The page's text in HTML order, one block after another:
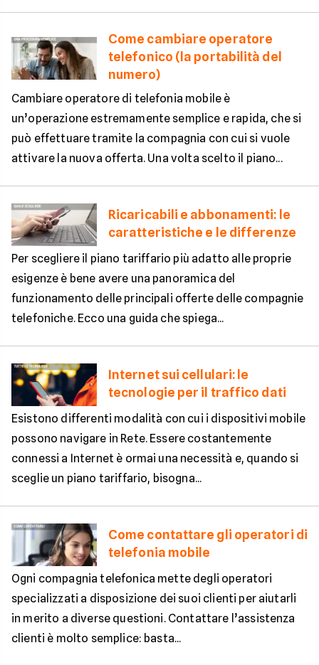
Come cambiare operatore
telefonico (la portabilità del
numero)
Cambiare operatore di telefonia mobile è
un’operazione estremamente semplice e rapida, che si
può effettuare tramite la compagnia con cui si vuole
attivare la nuova offerta. Una volta scelto il piano...
Ricaricabili e abbonamenti: le
caratteristiche e le differenze
Per scegliere il piano tariffario più adatto alle proprie
esigenze è bene avere una panoramica del
funzionamento delle principali offerte delle compagnie
telefoniche. Ecco una guida che spiega...
Internet sui cellulari: le
tecnologie per il traffico dati
Esistono differenti modalità con cui i dispositivi mobile
possono navigare in Rete. Essere costantemente
connessi a Internet è ormai una necessità e, quando si
sceglie un piano tariffario, bisogna...
Come contattare gli operatori di
telefonia mobile
Ogni compagnia telefonica mette degli operatori
specializzati a disposizione dei suoi clienti per aiutarli
in merito a diverse questioni. Contattare l’assistenza
clienti è molto semplice: basta...